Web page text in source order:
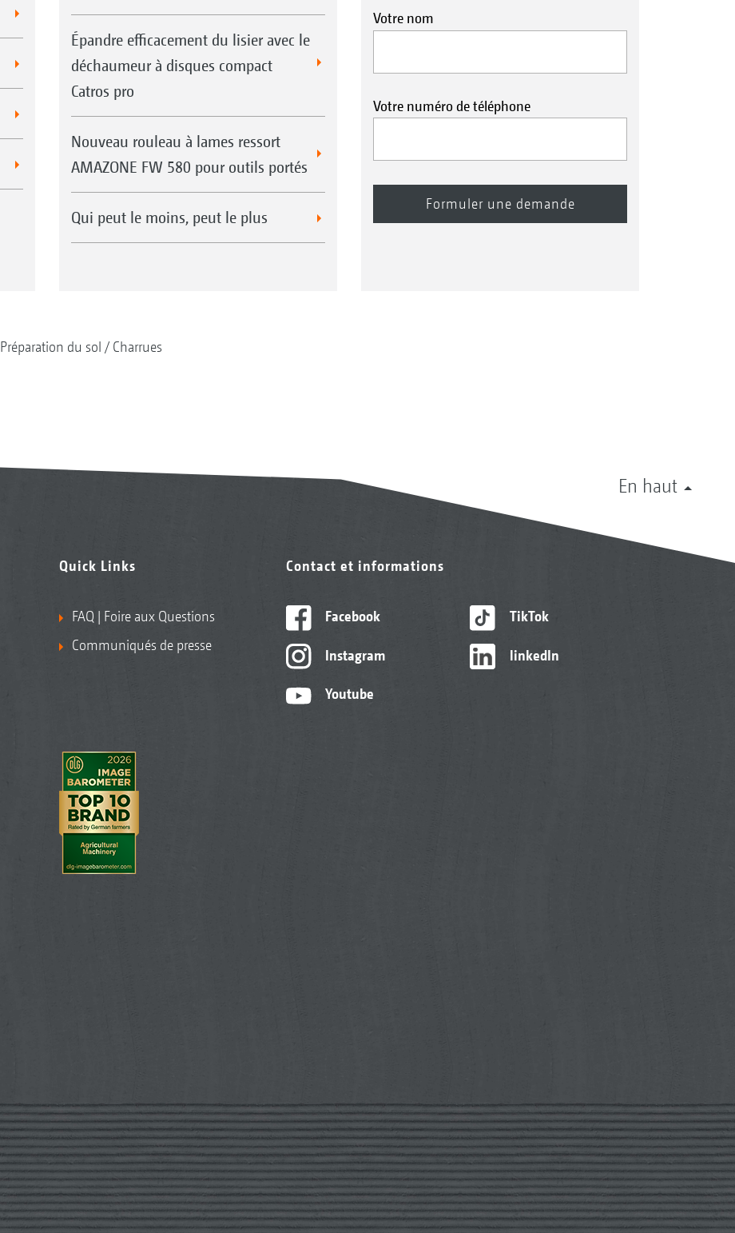
Épandre efficacement du lisier avec le
déchaumeur à disques compact
Catros pro
Nouveau rouleau à lames ressort
AMAZONE FW 580 pour outils portés
Qui peut le moins, peut le plus
Votre nom
Votre numéro de téléphone
Préparation du sol Charrues
En haut
Quick Links
FAQ | Foire aux Questions
Communiqués de presse
Contact et informations
Facebook
Instagram
Youtube
TikTok
linkedIn